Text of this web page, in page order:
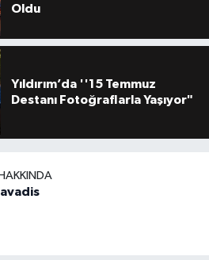
Oldu
Yıldırım’da ''15 Temmuz
Destanı Fotoğraflarla Yaşıyor"